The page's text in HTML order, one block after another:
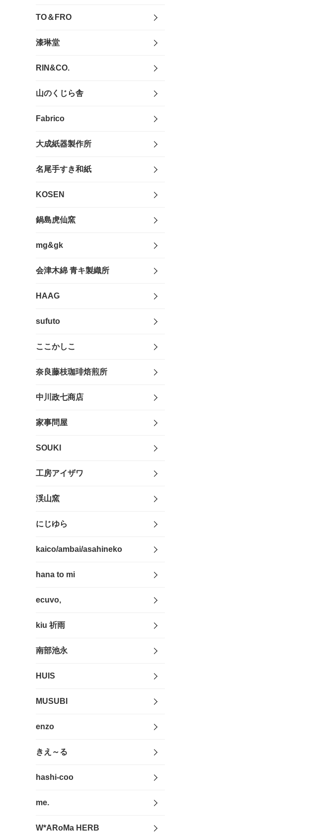
TO＆FRO
漆琳堂
RIN&CO.
山のくじら舎
Fabrico
大成紙器製作所
名尾手すき和紙
KOSEN
鍋島虎仙窯
mg&gk
会津木綿 青キ製織所
HAAG
sufuto
ここかしこ
奈良藤枝珈琲焙煎所
中川政七商店
家事問屋
SOUKI
工房アイザワ
渓山窯
にじゆら
kaico/ambai/asahineko
hana to mi
ecuvo,
kiu 祈雨
南部池永
HUIS
MUSUBI
enzo
きえ～る
hashi-coo
me.
W*ARoMa HERB